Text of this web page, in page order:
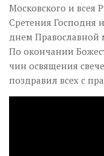
Московского и всея
Сретения Господня
днем Православной
По окончании
чин освящения
поздравил всех с